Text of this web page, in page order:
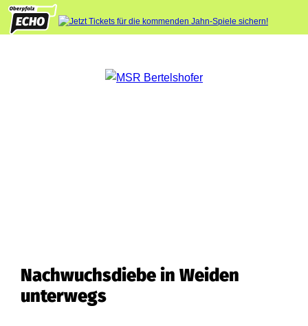
Nachwuchsdiebe in Weiden
unterwegs